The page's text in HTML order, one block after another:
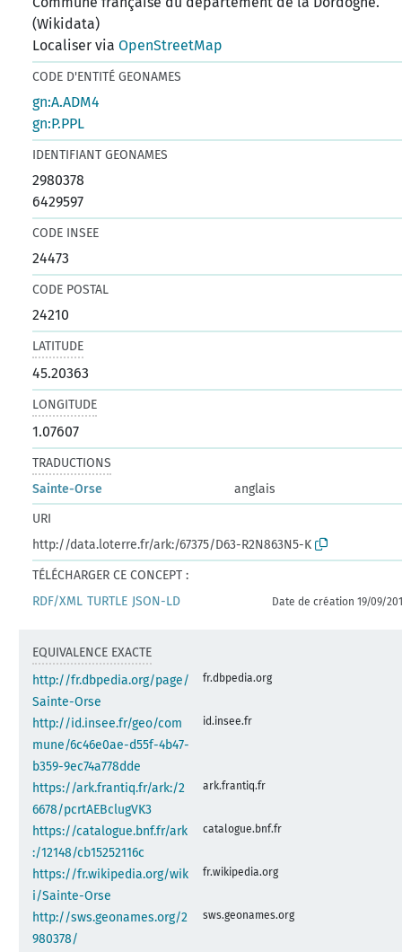
(Wikidata)
Localiser viaOpenStreetMap
CODE D'ENTITÉ GEONAMES
gn:A.ADM4
gn:P.PPL
IDENTIFIANT GEONAMES
2980378
6429597
CODE INSEE
24473
CODE POSTAL
24210
LATITUDE
45.20363
LONGITUDE
1.07607
TRADUCTIONS
Sainte-Orse
anglais
URI
http://data.loterre.fr/ark:/67375/D63-R2N863N5-K
TÉLÉCHARGER CE CONCEPT :
RDF/XML TURTLE JSON-LD Date de création 19/09/
EQUIVALENCE EXACTE
http://fr.dbpedia.org/page/
Sainte-Orse
fr.dbpedia.org
http://id.insee.fr/geo/com
mune/6c46e0ae-d55f-4b47-
b359-9ec74a778dde
id.insee.fr
https://ark.frantiq.fr/ark:/2
6678/pcrtAEBclugVK3
ark.frantiq.fr
https://catalogue.bnf.fr/ark
:/12148/cb15252116c
catalogue.bnf.fr
https://fr.wikipedia.org/wik
i/Sainte-Orse
fr.wikipedia.org
http://sws.geonames.org/2
980378/
sws.geonames.org